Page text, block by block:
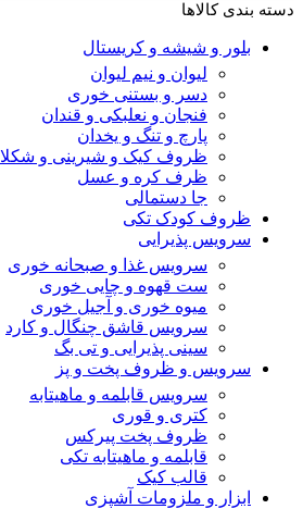
دسته بندی کالاها
بلور و شیشه و کریستال
لیوان و نیم لیوان
دسر و بستنی خوری
فنجان و نعلبکی و قندان
پارچ و تنگ و یخدان
ظروف کیک و شیرینی و
ظرف کره و عسل
جا دستمالی
ظروف کودک تکی
سرویس پذیرایی
سرویس غذا و صبحانه خوری
ست قهوه و چایی خوری
میوه خوری و آجیل خوری
سرویس قاشق چنگال و کارد
سینی پذیرایی و تی بگ
سرویس و ظروف پخت و پز
سرویس قابلمه و ماهیتابه
کتری و قوری
ظروف پخت پیرکس
قابلمه و ماهیتابه تکی
قالب کیک
ابزار و ملزومات آشپزی